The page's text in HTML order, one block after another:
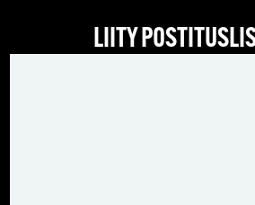
LIITY